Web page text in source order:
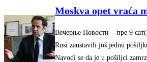
Moskva opet vraća
Вечерње Новости – ‎пре 9
Rusi zaustavili još jednu
Navodi se da je u pošiljci